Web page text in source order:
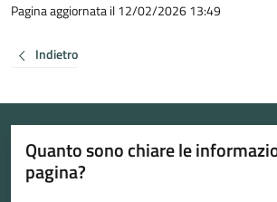
Pagina aggiornata il 12/02/2026 13:49
Indietro
Quanto sono chiare le
pagina?